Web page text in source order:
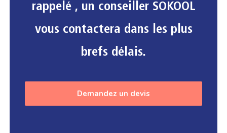
rappelé , un conseiller SOKOOL
vous contactera dans les plus
brefs délais.
Demandez un devis